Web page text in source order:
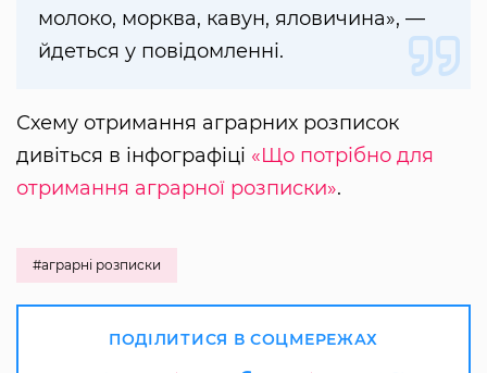
молоко, морква, кавун, яловичина», —
йдеться у повідомленні.
Схему отримання аграрних розписок
дивіться в інфографіці «Що потрібно для
отримання аграрної розписки».
#аграрні розписки
ПОДІЛИТИСЯ В СОЦМЕРЕЖАХ